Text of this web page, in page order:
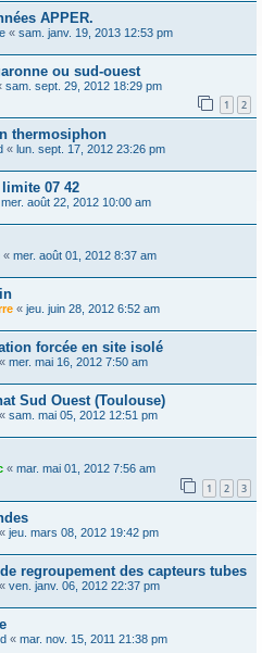
APPER.
« sam. janv. 19, 2013 12:53 pm
ou sud-ouest
sam. sept. 29, 2012 18:29 pm
1 2
thermosiphon
« lun. sept. 17, 2012 23:26 pm
07 42
mer. août 22, 2012 10:00 am
« mer. août 01, 2012 8:37 am
« jeu. juin 28, 2012 6:52 am
forcée en site isolé
« mer. mai 16, 2012 7:50 am
Sud Ouest (Toulouse)
« sam. mai 05, 2012 12:51 pm
« mar. mai 01, 2012 7:56 am
1 2 3
« jeu. mars 08, 2012 19:42 pm
regroupement des capteurs tubes
« ven. janv. 06, 2012 22:37 pm
« mar. nov. 15, 2011 21:38 pm